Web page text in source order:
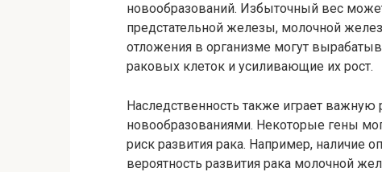
новообразований. Избыточный вес
предстательной железы, молочной
отложения в организме могут
раковых клеток и усиливающие их рост.
Наследственность также играет
новообразованиями. Некоторые гены
риск развития рака. Например, наличие
вероятность развития рака молочной